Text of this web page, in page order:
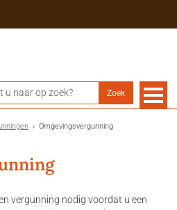
Omgevingsvergunning
vergunning nodig voordat u een